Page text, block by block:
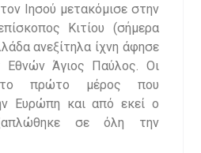
Ιησού μετακόμισε στην
Κιτίου (σήμερα
ανεξίτηλα ίχνη άφησε
Άγιος Παύλος. Οι
το πρώτο μέρος που
Ευρώπη και από εκεί ο
σε όλη την